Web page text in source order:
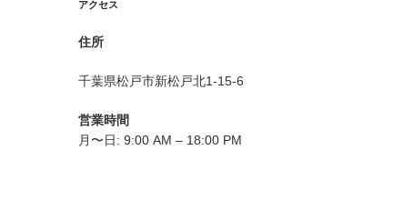
アクセス
住所
千葉県松戸市新松戸北1-15-6
営業時間
月〜日: 9:00 AM – 18:00 PM